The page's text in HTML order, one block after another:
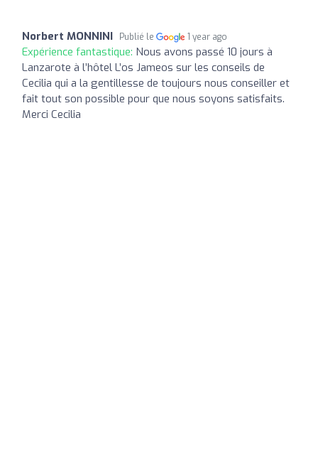
Norbert MONNINI Publié le 1 year ago
Expérience fantastique: Nous avons passé 10 jours à
Lanzarote à l’hôtel L’os Jameos sur les conseils de
Cecilia qui a la gentillesse de toujours nous conseiller et
fait tout son possible pour que nous soyons satisfaits.
Merci Cecilia